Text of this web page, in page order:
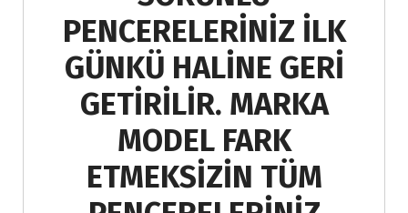
PENCERELERİNİZ İLK
GÜNKÜ HALİNE GERİ
GETİRİLİR. MARKA
MODEL FARK
ETMEKSİZİN TÜM